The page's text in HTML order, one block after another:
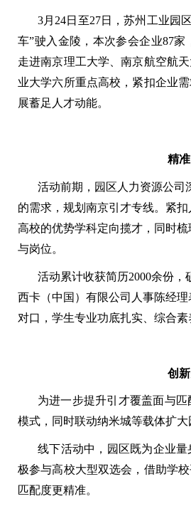
3月24日至27日，苏州工业园
车”驶入金陵，本次参会企业87
走进南京理工大学、南京航空航
业大学六所重点高校，紧扣企业
展蓄足人才动能。
精
活动前期，园区人力资源公司
的需求，规划南京引才专线。紧
高校的优势学科定向揽才，同时
与岗位。
活动累计收获简历2000余份，
西卡（中国）有限公司人事陈经
对口，学生专业功底扎实、综合
创
为进一步提升引才覆盖面与
模式，同时联动纳米城等载体扩大
线下活动中，园区既为企业
极参与高校大型双选会，借助学
匹配度更精准。